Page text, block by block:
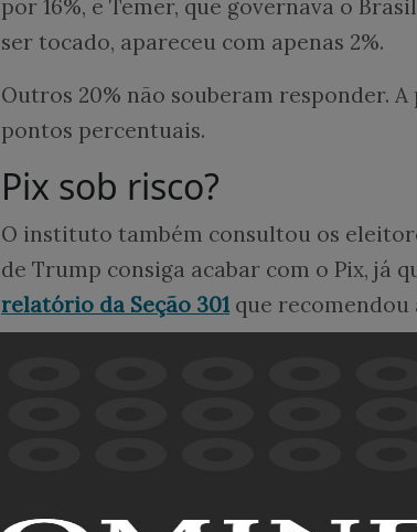
por 16%, e Temer, que governava o
ser tocado, apareceu com apenas 2%.
Outros 20% não souberam responder.
pontos percentuais.
Pix sob risco?
O instituto também consultou os
de Trump consiga acabar com o Pix, já
relatório da Seção 301 que recomendou
importação ao Brasil, no contexto do
Para 41% dos consultados, esse risco
relação ao Pix. Para 63%, o Brasil não